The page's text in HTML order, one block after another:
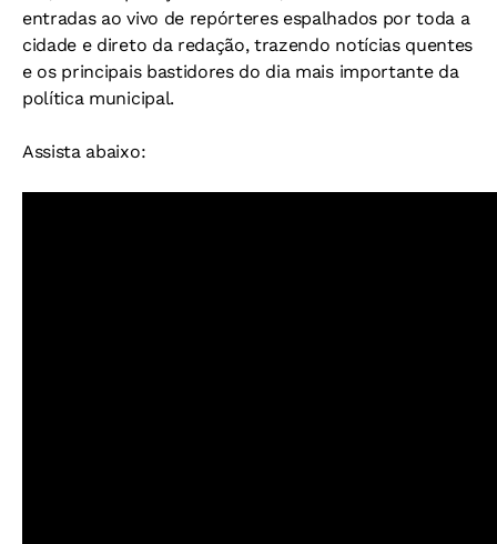
entradas ao vivo de repórteres espalhados por toda a
cidade e direto da redação, trazendo notícias quentes
e os principais bastidores do dia mais importante da
política municipal.
Assista abaixo: